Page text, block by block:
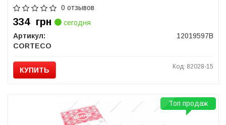
0 отзывов
334 грн
сегодня
Артикул:
12019597B
CORTECO
КУПИТЬ Код: 82028-15
Топ продаж